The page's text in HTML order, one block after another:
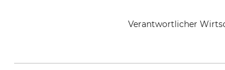
Verantwortlicher